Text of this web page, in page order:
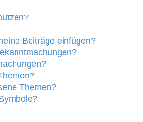
Beiträge einfügen?
Themen?